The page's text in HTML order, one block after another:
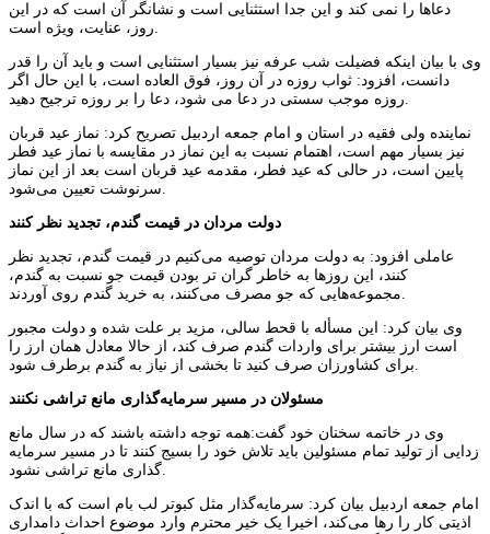
دعاها را نمی کند و این جدا استثنایی است و نشانگر آن است که در این
وی با بیان اینکه فضیلت شب عرفه نیز بسیار استثنایی است و باید آن را قدر
دانست، افزود: ثواب روزه در آن روز، فوق العاده است، با این حال اگر
نماینده ولی فقیه در استان و امام جمعه اردبیل تصریح کرد: نماز عید قربان
نیز بسیار مهم است، اهتمام نسبت به این نماز در مقایسه با نماز عید فطر
پایین است، در حالی که عید فطر، مقدمه عید قربان است بعد از این نماز
دولت مردان در قیمت گندم، تجدید نظر کنند
عاملی افزود: به دولت مردان توصیه می‌کنیم در قیمت گندم، تجدید نظر
کنند، این روزها به خاطر گران تر بودن قیمت جو نسبت به گندم،
وی بیان کرد: این مسأله با قحط سالی، مزید بر علت شده و دولت مجبور
است ارز بیشتر برای واردات گندم صرف کند، از حالا معادل همان ارز را
مسئولان در مسیر سرمایه‌گذاری مانع تراشی نکنند
وی در خاتمه سخنان خود گفت:همه توجه داشته باشند که در سال مانع
زدایی از تولید تمام مسئولین باید تلاش خود را بسیج کنند تا در مسیر سرمایه
امام جمعه اردبیل بیان کرد: سرمایه‌گذار مثل کبوتر لب بام است که با اندک
اذیتی کار را رها می‌کند، اخیرا یک خیر محترم وارد موضوع احداث دامداری